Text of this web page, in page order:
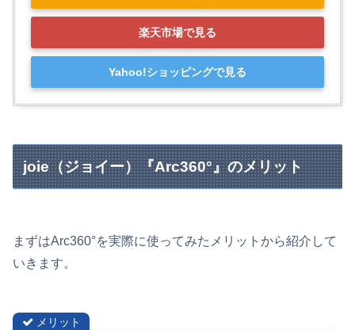
楽天市場で見る
Yahoo!ショッピングで見る
joie（ジョイー）『Arc360°』のメリット
まずはArc360°を実際に使ってみたメリットから紹介して
いきます。
メリット